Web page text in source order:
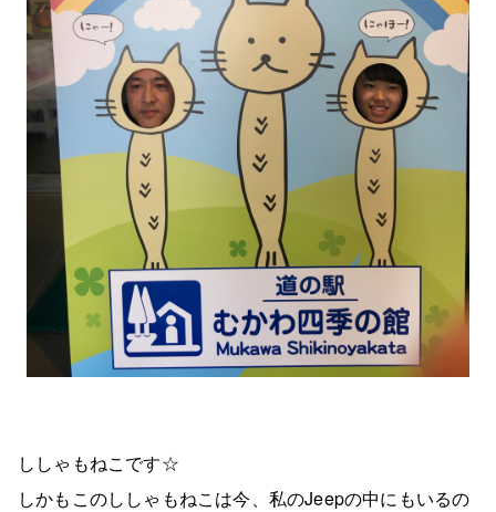
ししゃもねこです☆
しかもこのししゃもねこは今、私のJeepの中にもいるの